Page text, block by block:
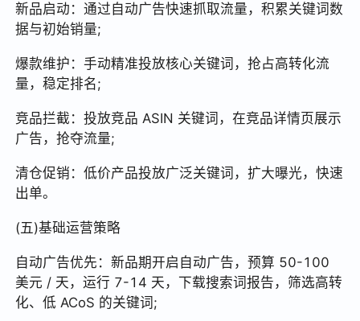
新品启动：通过自动广告快速抓取流量，积累关键词数
据与初始销量;
爆款维护：手动精准投放核心关键词，抢占高转化流
量，稳定排名;
竞品拦截：投放竞品 ASIN 关键词，在竞品详情页展示
广告，抢夺流量;
清仓促销：低价产品投放广泛关键词，扩大曝光，快速
出单。
(五)基础运营策略
自动广告优先：新品期开启自动广告，预算 50-100
美元 / 天，运行 7-14 天，下载搜索词报告，筛选高转
化、低 ACoS 的关键词;